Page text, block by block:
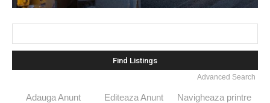
for:
Advanced Search
Adauga Anunt Editeaza Anunt
Navigheaza printre